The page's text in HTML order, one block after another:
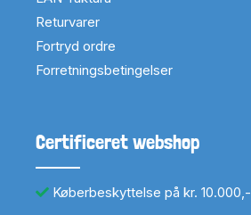
Returvarer
Fortryd ordre
Forretningsbetingelser
Certificeret webshop
Køberbeskyttelse på kr. 10.000,-